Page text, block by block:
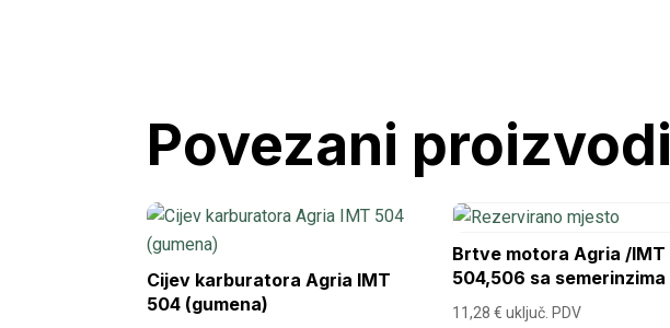
Povezani proizvodi
Cijev karburatora Agria IMT
504 (gumena)
Brtve motora Agria /IMT
504,506 sa semerinzima
11,28€ uključ. PDV